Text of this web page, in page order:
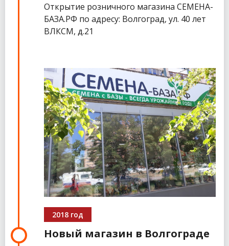
Открытие розничного магазина СЕМЕНА-
БАЗА.РФ по адресу: Волгоград, ул. 40 лет
ВЛКСМ, д.21
2018 год
Новый магазин в Волгограде